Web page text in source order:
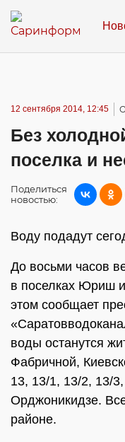
12 сентября 2014, 12:45
Без
поселка и
Поделиться
новостью:
Воду подадут
До восьми часов
в поселках Юриш
этом сообщает
воды останутся
Фабричной,
13, 13/1, 13/2, 13/
Орджоникидзе.
районе.